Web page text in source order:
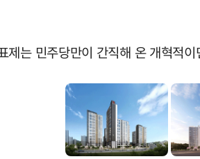
는 민주당만이 간직해 온 개혁적